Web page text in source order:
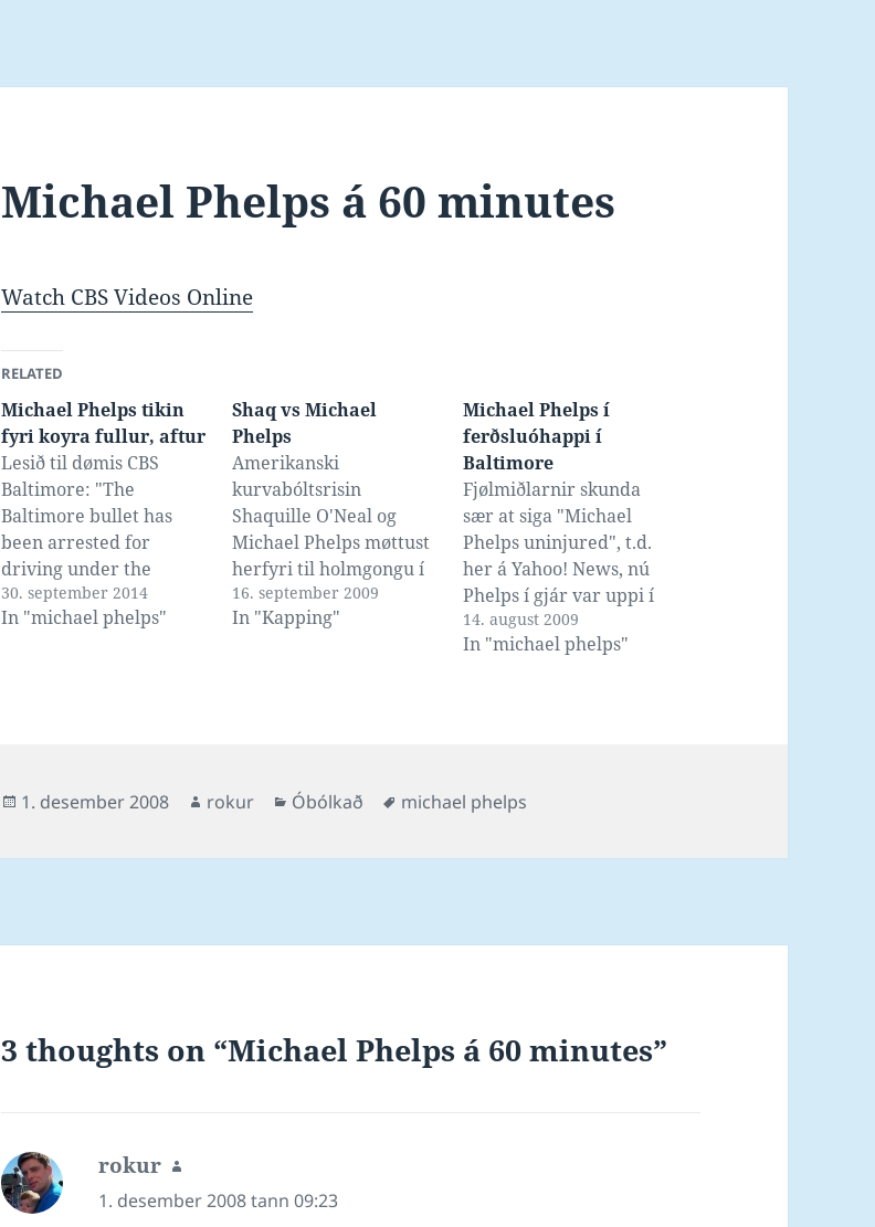
Michael Phelps á 60 minutes
Watch CBS Videos Online
RELATED
Michael Phelps tikin
fyri koyra fullur, aftur
Lesið til dømis CBS
Baltimore: "The
Baltimore bullet has
been arrested for
driving under the
influence in Baltimore
City early Tuesday
30. september 2014
In "michael phelps"
Shaq vs Michael
Phelps
Amerikanski
kurvabóltsrisin
Shaquille O'Neal og
Michael Phelps møttust
herfyri til holmgongu í
heimahylinum hjá
Phelps, at vita hvør sum
Phelps slapp at byrja 5
næstu svam Phelps
16. september 2009
In "Kapping"
Michael Phelps í
ferðsluóhappi í
Baltimore
Fjølmiðlarnir skunda
sær at siga "Michael
Phelps uninjured", t.d.
her á Yahoo! News, nú
Phelps í gjár var uppi í
einum ferðsluóhappi í
Baltimore, har hann í
ávirkaður av alkoholi...
14. august 2009
In "michael phelps"
Posted
1. desember 2008 Author
rokur Categories
Óbólkað Tags
michael phelps
3 thoughts on “Michael Phelps á 60 minutes”
rokur says:
1. desember 2008 tann 09:23